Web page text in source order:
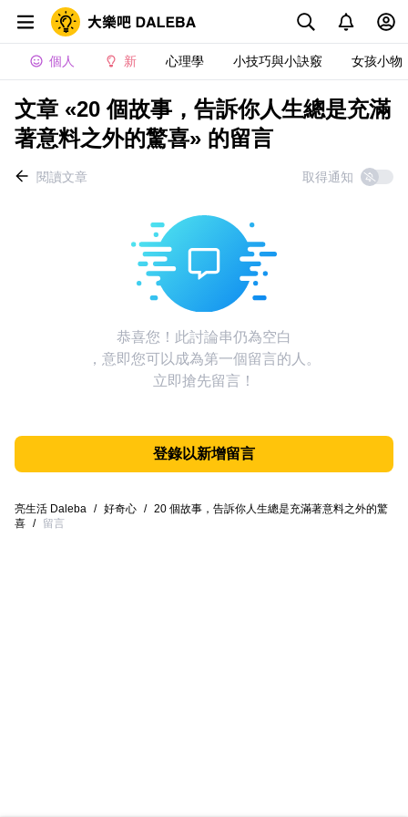
個人 新 心理學 小技巧與小訣竅 女孩小物
文章 «20 個故事，告訴你人生總是充滿
著意料之外的驚喜» 的留言
閱讀文章 取得通知
恭喜您！此討論串仍為空白
，意即您可以成為第一個留言的人。
立即搶先留言！
登錄以新增留言
亮生活 Daleba / 好奇心 / 20 個故事，告訴你人生總是充滿著意料之外的驚
喜 / 留言